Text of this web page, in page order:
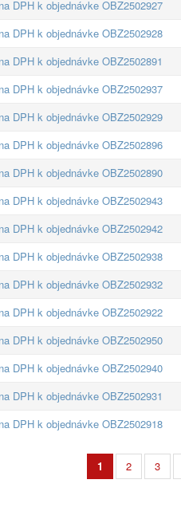
DPH k objednávke OBZ2502927
DPH k objednávke OBZ2502928
DPH k objednávke OBZ2502891
DPH k objednávke OBZ2502937
DPH k objednávke OBZ2502929
DPH k objednávke OBZ2502896
DPH k objednávke OBZ2502890
DPH k objednávke OBZ2502943
DPH k objednávke OBZ2502942
DPH k objednávke OBZ2502938
DPH k objednávke OBZ2502932
DPH k objednávke OBZ2502922
DPH k objednávke OBZ2502950
DPH k objednávke OBZ2502940
DPH k objednávke OBZ2502931
DPH k objednávke OBZ2502918
1 2 3